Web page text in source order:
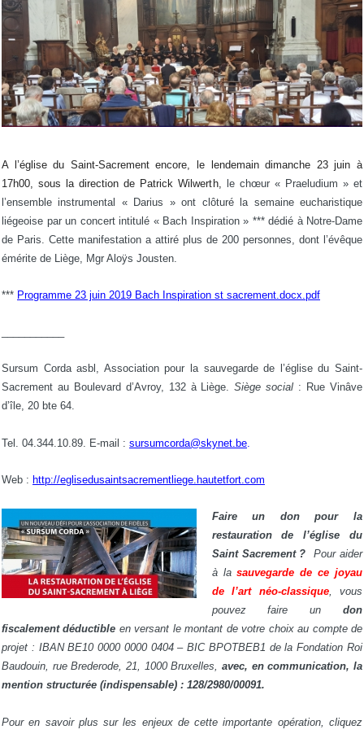
A l’église du Saint-Sacrement encore, le lendemain dimanche 23 juin à
17h00, sous la direction de Patrick Wilwerth, le chœur « Praeludium » et
l’ensemble instrumental « Darius » ont clôturé la semaine eucharistique
liégeoise par un concert intitulé « Bach Inspiration » *** dédié à Notre-Dame
de Paris. Cette manifestation a attiré plus de 200 personnes, dont l’évêque
émérite de Liège, Mgr Aloÿs Jousten.
*** Programme 23 juin 2019 Bach Inspiration st sacrement.docx.pdf
Sursum Corda asbl, Association pour la sauvegarde de l’église du Saint-
Sacrement au Boulevard d’Avroy, 132 à Liège.Siège social : Rue Vinâve
d’île, 20 bte 64.
Tel. 04.344.10.89. E-mail : sursumcorda@skynet.be
Web : http://eglisedusaintsacrementliege.hautetfort.com
Faire un don pour la
restauration de l’église
du
Saint Sacrement ?Pour aider
à lasauvegarde de ce joyau
de l’art néo-classique, vous
pouvez faire un don
fiscalement déductible en versant le montant de votre choix au compte de
projet : IBAN BE10 0000 0000 0404 – BIC BPOTBEB1 de la Fondation Roi
Baudouin, rue Brederode, 21, 1000 Bruxelles, avec, en communication, la
mention structurée (indispensable) : 128/2980/00091.
Pour en savoir plus sur les enjeux de cette importante opération, cliquez